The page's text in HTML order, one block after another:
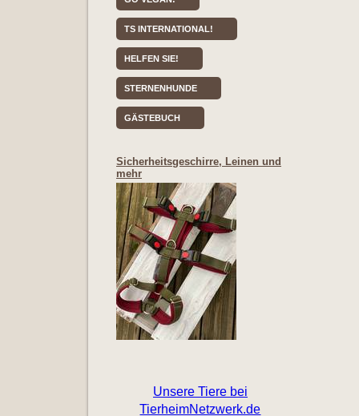
TS INTERNATIONAL!
HELFEN SIE!
STERNENHUNDE
GÄSTEBUCH
Sicherheitsgeschirre, Leinen und
mehr